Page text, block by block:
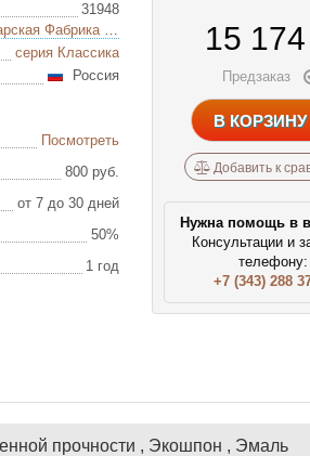
31948
ЧФД (Чебоксарская Фабрика Дверей)
серия Классика
Россия
Посмотреть
800 руб.
от 7 до 30 дней
50%
1 год
15 174
Предзаказ
В КОРЗИНУ
Добавить к
Нужна помощь в
Консультации и
телефону:
+7 (343) 288
прочности , Экошпон , Эмаль